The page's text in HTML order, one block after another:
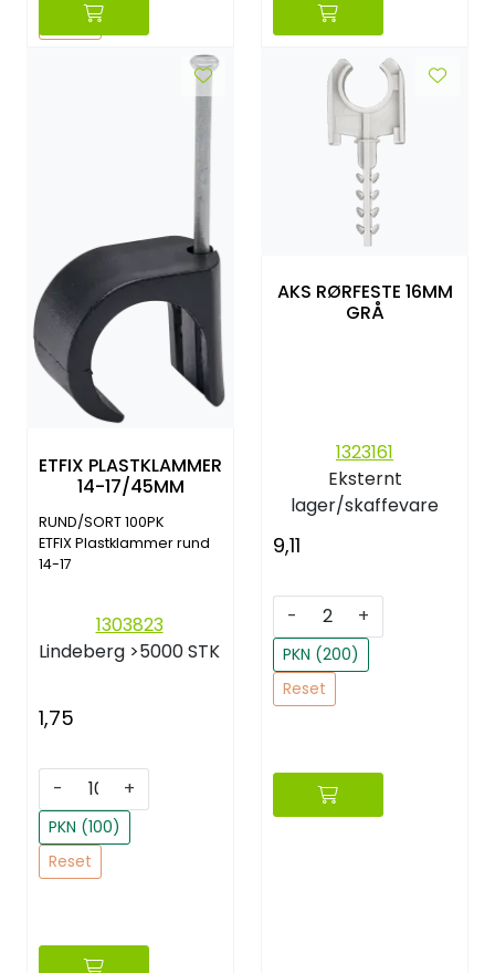
Reset
ETFIX PLASTKLAMMER
14-17/45MM
RUND/SORT 100PK
ETFIX Plastklammer rund
14-17
1303823
Lindeberg >5000 STK
1,75
- +
PKN (100)
Reset
AKS RØRFESTE 16MM
GRÅ
1323161
Eksternt
lager/skaffevare
9,11
- +
PKN (200)
Reset